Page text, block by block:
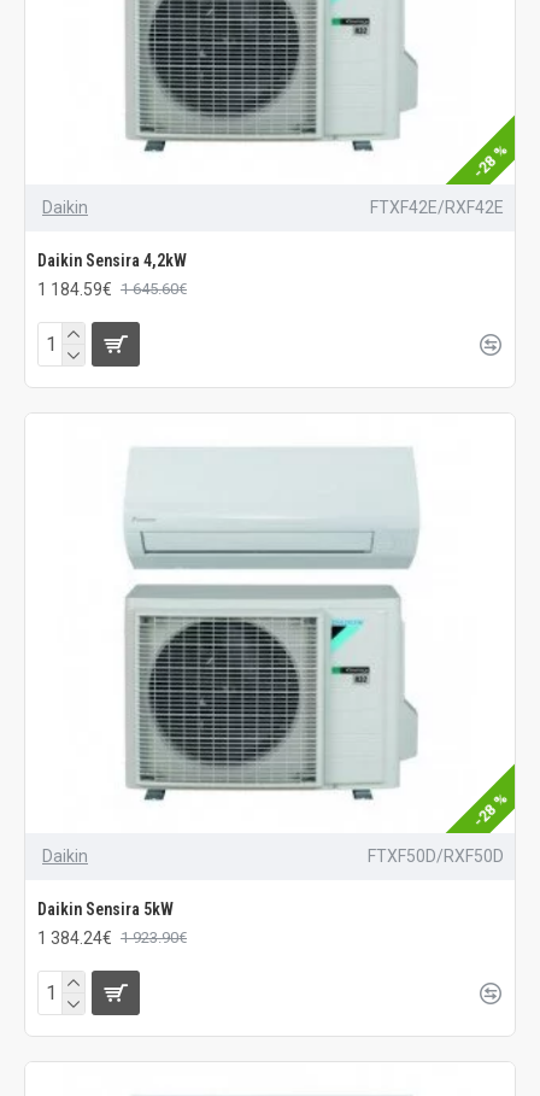
-28 %
Daikin FTXF42E/RXF42E
Daikin Sensira 4,2kW
1 184.59€ 1 645.60€
-28 %
Daikin FTXF50D/RXF50D
Daikin Sensira 5kW
1 384.24€ 1 923.90€